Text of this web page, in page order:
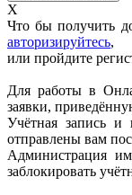
X
Что бы получить
авторизируйтесь,
или пройдите
Для работы в
заявки,
Учётная запись и
отправлены вам
Администрация
заблокировать